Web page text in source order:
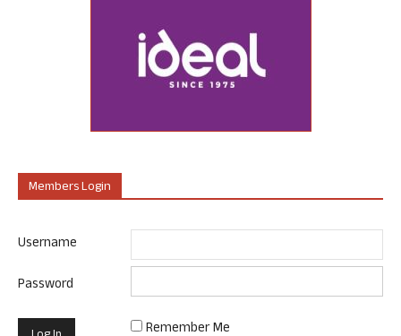
Members Login
Username
Password
Remember Me